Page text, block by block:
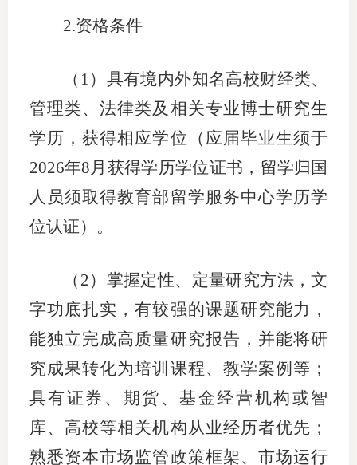
协会介
协会治
协会公
乡村振
2.资格条件
（ 1）具有境内外知名高校财经类、
管理类、法律类及相关专业博士研究生
学历，获得相应学位（应届毕业生须于
2026年8月获得学历学位证书，留学归国
人员须取得教育部留学服务中心学历学
位认证）。
（ 2）掌握定性、定量研究方法，文
字功底扎实，有较强的课题研究能力，
能独立完成高质量研究报告，并能将研
究成果转化为培训课程、教学案例等；
具有证券、期货、基金经营机构或智
库、高校等相关机构从业经历者优先；
熟悉资本市场监管政策框架、市场运行